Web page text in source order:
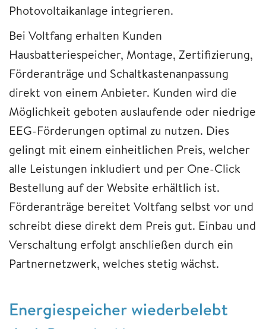
Photovoltaikanlage integrieren.
Bei Voltfang erhalten Kunden
Hausbatteriespeicher, Montage, Zertifizierung,
Förderanträge und Schaltkastenanpassung
direkt von einem Anbieter. Kunden wird die
Möglichkeit geboten auslaufende oder niedrige
EEG-Förderungen optimal zu nutzen. Dies
gelingt mit einem einheitlichen Preis, welcher
alle Leistungen inkludiert und per One-Click
Bestellung auf der Website erhältlich ist.
Förderanträge bereitet Voltfang selbst vor und
schreibt diese direkt dem Preis gut. Einbau und
Verschaltung erfolgt anschließen durch ein
Partnernetzwerk, welches stetig wächst.
Energiespeicher wiederbelebt